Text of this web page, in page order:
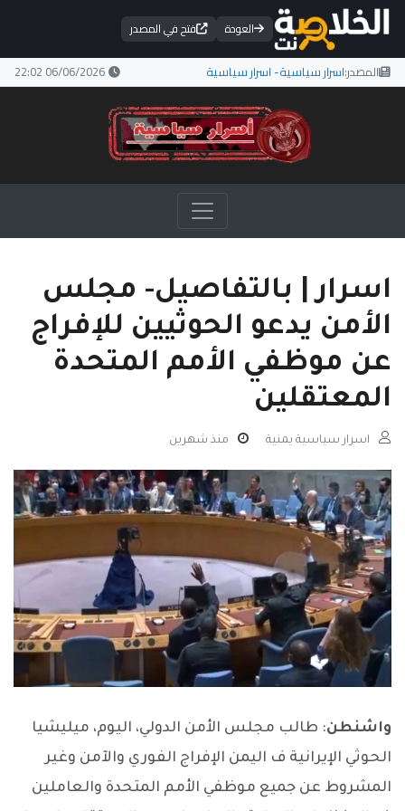
العودة فتح في المصدر
المصدر:اسرار سياسية- اسرار سياسية 06/06/2026 22:02